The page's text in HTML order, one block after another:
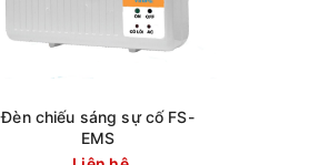
Đèn chiếu sáng sự cố FS-
EMS